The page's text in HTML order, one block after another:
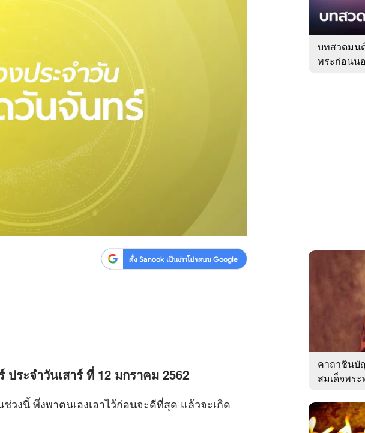
Sanook Choice
ซเชียลได้ที่
ตั้ง Sanook เป็นข่าวโปรดบน Google
ประจำวันเสาร์ ที่ 12 มกราคม 2562
นี้ พึ่งพาตนเองเอาไว้ก่อนจะดีที่สุด แล้วจะเกิด
บทสวดมน
พระก่อนน
คาถาชินบั
สมเด็จพร